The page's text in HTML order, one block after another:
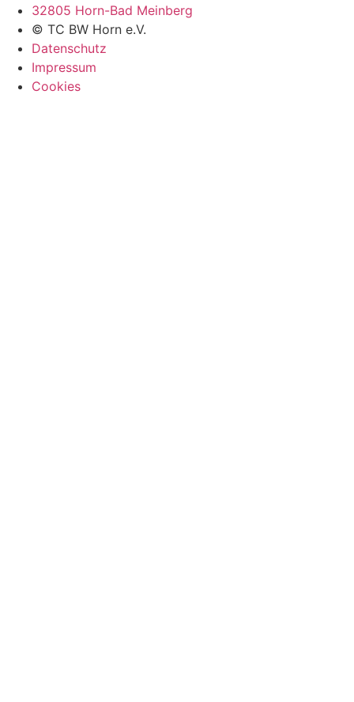
32805 Horn-Bad Meinberg
© TC BW Horn e.V.
Datenschutz
Impressum
Cookies